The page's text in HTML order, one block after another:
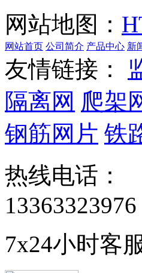
网站地图：
网站首页 公司简介 产品中心 新
友情链接：
隔离网 爬架
钢筋网片 铁
热线电话：
13363323976
7x24小时客